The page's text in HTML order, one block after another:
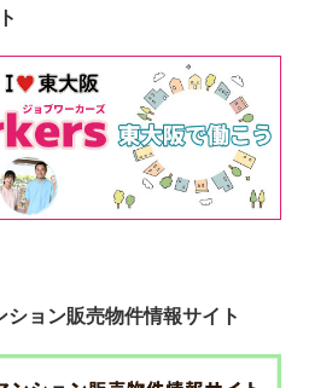
ョン販売物件情報サイト